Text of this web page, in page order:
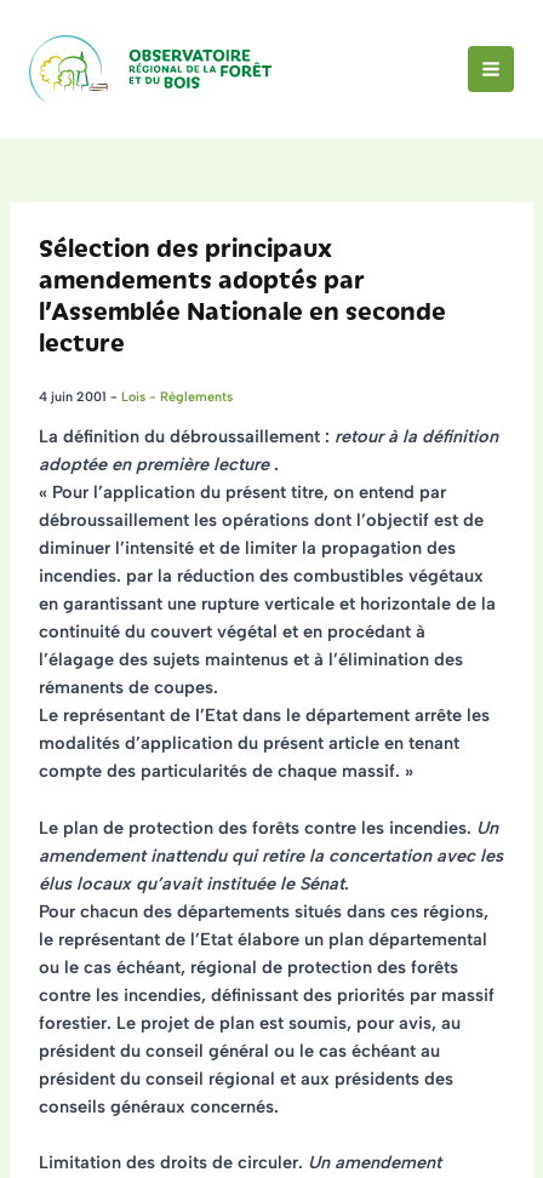
contenu
Sélection des principaux
amendements adoptés par
l’Assemblée Nationale en seconde
lecture
4 juin 2001 - Lois - Règlements
La définition du débroussaillement : retour à la définition
adoptée en première lecture .
« Pour l’application du présent titre, on entend par
débroussaillement les opérations dont l’objectif est de
diminuer l’intensité et de limiter la propagation des
incendies. par la réduction des combustibles végétaux
en garantissant une rupture verticale et horizontale de la
continuité du couvert végétal et en procédant à
l’élagage des sujets maintenus et à l’élimination des
rémanents de coupes.
Le représentant de I’Etat dans le département arrête les
modalités d’application du présent article en tenant
compte des particularités de chaque massif. »
Le plan de protection des forêts contre les incendies. Un
amendement inattendu qui retire la concertation avec les
élus locaux qu’avait instituée le Sénat.
Pour chacun des départements situés dans ces régions,
le représentant de l’Etat élabore un plan départemental
ou le cas échéant, régional de protection des forêts
contre les incendies, définissant des priorités par massif
forestier. Le projet de plan est soumis, pour avis, au
président du conseil général ou le cas échéant au
président du conseil régional et aux présidents des
conseils généraux concernés.
Limitation des droits de circuler. Un amendement